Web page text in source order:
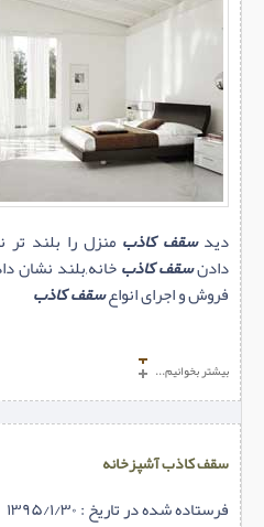
دیدسقف کاذب منزل را بلند تر
دادنسقف کاذبخانه,بلند نشان
فروش و اجرای انواعسقف کاذب
بیشتر بخوانیم...
سقف کاذب آشپزخانه
فرستاده شده در تاریخ : ۱۳۹۵/۱/۳۰